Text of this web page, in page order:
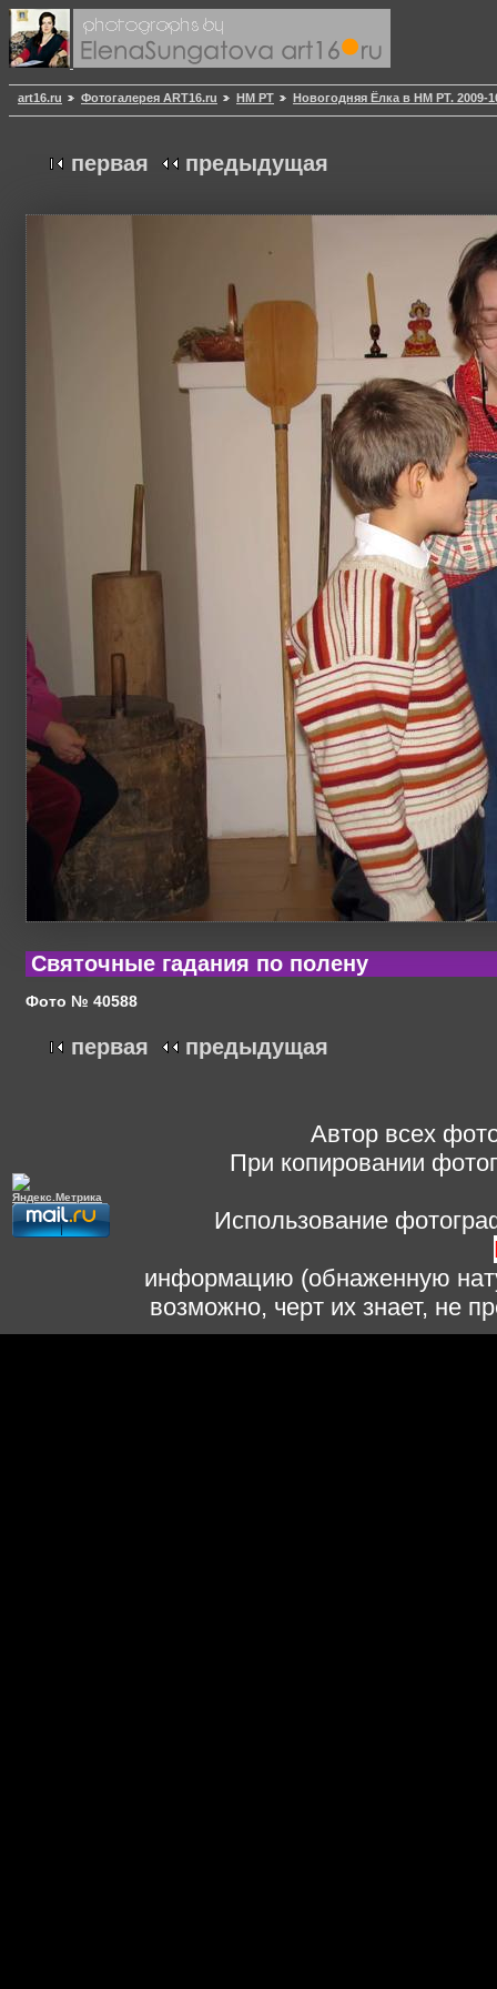
art16.ru Фотогалерея ART16.ru НМ РТ Новогодняя Ёлка в НМ РТ. 2009-
первая предыдущая
Святочные гадания по полену
Фото № 40588
первая предыдущая
Автор всех
При копировании
Использование
информацию (обнаженную
возможно, черт их знает, не